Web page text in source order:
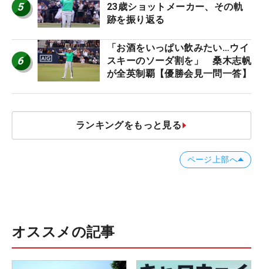
5
23歳ショットメーカー、その軌
跡を振り返る
6
「お酒をいっぱい飲みたい…ウイ
スキーのソーダ割を」 桑木志帆
が全英制覇【優勝会見一問一答】
ランキングをもっと見る
ページ上部へ
オススメの記事